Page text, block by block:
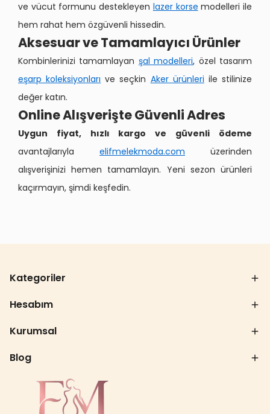
ve vücut formunu destekleyen lazer korse modelleri ile
hem rahat hem özgüvenli hissedin.
Aksesuar ve Tamamlayıcı Ürünler
Kombinlerinizi tamamlayan şal modelleri, özel tasarım
eşarp koleksiyonları ve seçkin Aker ürünleri ile stilinize
değer katın.
Online Alışverişte Güvenli Adres
Uygun fiyat, hızlı kargo ve güvenli ödeme
avantajlarıyla elifmelekmoda.com üzerinden
alışverişinizi hemen tamamlayın. Yeni sezon ürünleri
kaçırmayın, şimdi keşfedin.
Kategoriler
Hesabım
Kurumsal
Blog